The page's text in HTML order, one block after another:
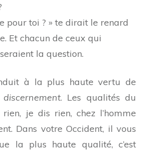
pour toi ? » te dirait le renard
Et chacun de ceux qui
la question.
à la plus haute vertu de
discernement. Les qualités du
je dis rien, chez l’homme
Dans votre Occident, il vous
la plus haute qualité, c’est